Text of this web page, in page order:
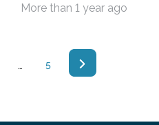
Infrastrukturen wird das
More than 1 year ago
… 5